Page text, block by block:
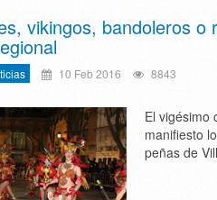
vikingos, bandoleros
10 Feb 2016 8843
El vigésimo
manifiesto
peñas de